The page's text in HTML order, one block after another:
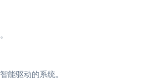
能驱动的系统。